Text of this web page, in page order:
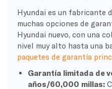
Hyundai es un fabricante
muchas opciones de
Hyundai nuevo, con una
nivel muy alto hasta una
paquetes de garantía
Garantía limitada de
años/60,000 millas: